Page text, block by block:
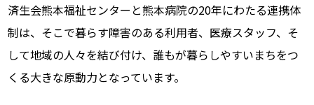
済生会熊本福祉センターと熊本病院の20年にわたる連携体
制は、そこで暮らす障害のある利用者、医療スタッフ、そ
して地域の人々を結び付け、誰もが暮らしやすいまちをつ
くる大きな原動力となっています。